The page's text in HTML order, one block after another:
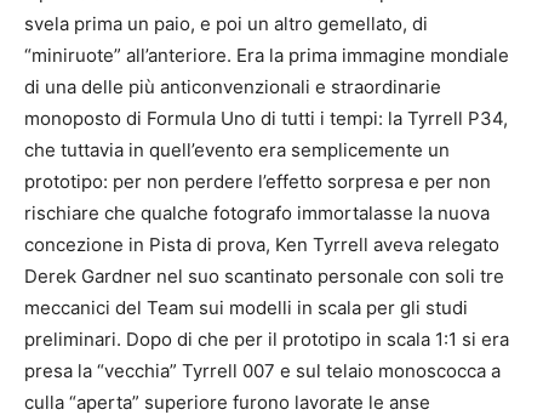
svela prima un paio, e poi un altro gemellato, di
“miniruote” all’anteriore. Era la prima immagine mondiale
di una delle più anticonvenzionali e straordinarie
monoposto di Formula Uno di tutti i tempi: la Tyrrell P34,
che tuttavia in quell’evento era semplicemente un
prototipo: per non perdere l’effetto sorpresa e per non
rischiare che qualche fotografo immortalasse la nuova
concezione in Pista di prova, Ken Tyrrell aveva relegato
Derek Gardner nel suo scantinato personale con soli tre
meccanici del Team sui modelli in scala per gli studi
preliminari. Dopo di che per il prototipo in scala 1:1 si era
presa la “vecchia” Tyrrell 007 e sul telaio monoscocca a
culla “aperta” superiore furono lavorate le anse